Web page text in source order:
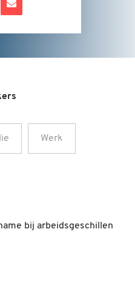
Werk
bij arbeidsgeschillen